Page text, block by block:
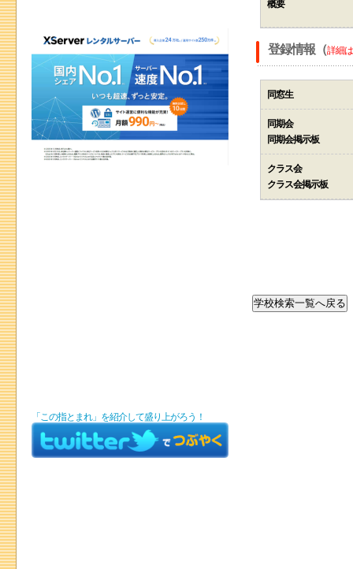
概要
登録情報（詳細
同窓生
同期会
同期会掲示板
クラス会
クラス会掲示板
「この指とまれ」を紹介して盛り上がろう！